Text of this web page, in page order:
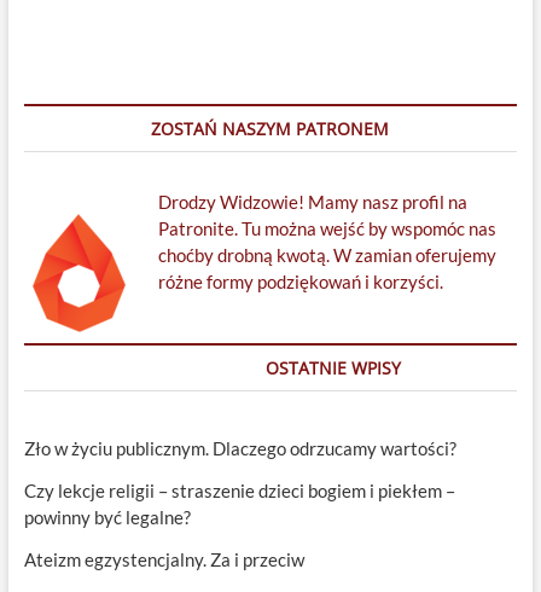
ZOSTAŃ NASZYM PATRONEM
Drodzy Widzowie! Mamy nasz profil na
Patronite. Tu można wejść by wspomóc nas
choćby drobną kwotą. W zamian oferujemy
różne formy podziękowań i korzyści.
OSTATNIE WPISY
Zło w życiu publicznym. Dlaczego odrzucamy wartości?
Czy lekcje religii – straszenie dzieci bogiem i piekłem –
powinny być legalne?
Ateizm egzystencjalny. Za i przeciw